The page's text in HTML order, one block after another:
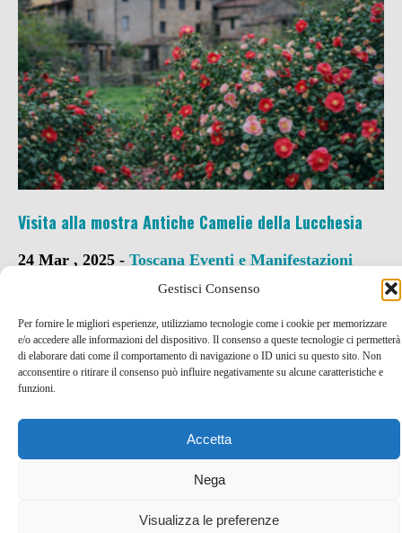
Gestisci Consenso
Per fornire le migliori esperienze, utilizziamo tecnologie come i cookie per memorizzare
e/o accedere alle informazioni del dispositivo. Il consenso a queste tecnologie ci permetterà
di elaborare dati come il comportamento di navigazione o ID unici su questo sito. Non
acconsentire o ritirare il consenso può influire negativamente su alcune caratteristiche e
funzioni.
Accetta
Nega
Visualizza le preferenze
Visita alla mostra Antiche Camelie della Lucchesia
24 Mar , 2025 - Toscana Eventi e Manifestazioni